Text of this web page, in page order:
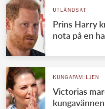
UTLÄNDSKT
Prins Harry
nota på en
KUNGAFAMILJEN
Victorias